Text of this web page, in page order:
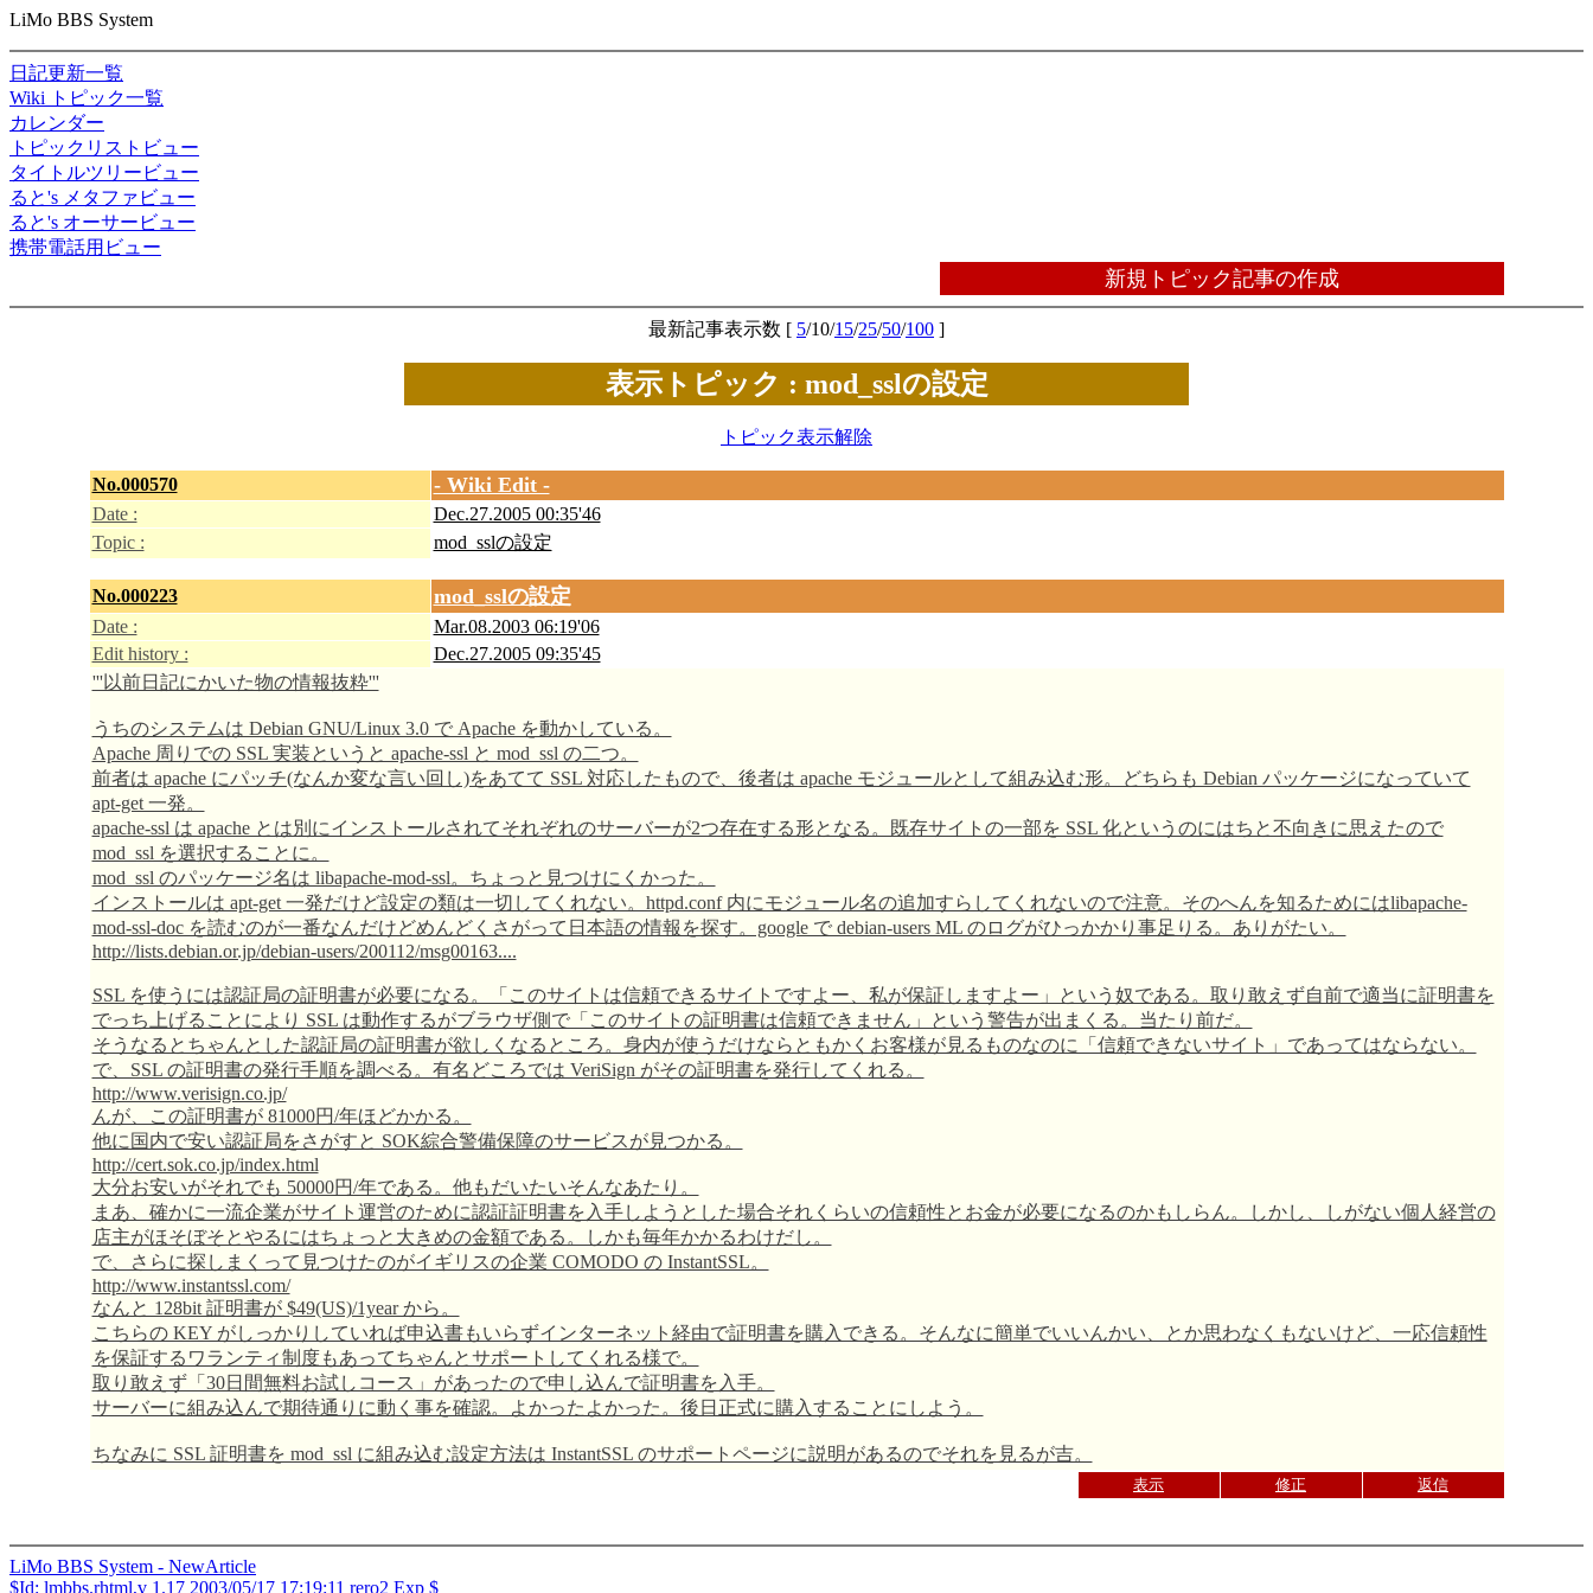
LiMo BBS System
日記更新一覧
Wiki トピック一覧
カレンダー
トピックリストビュー
タイトルツリービュー
ると's メタファビュー
ると's オーサービュー
携帯電話用ビュー
新規トピック記事の作成
最新記事表示数 [ 5/10/15/25/50/100 ]
表示トピック : mod_sslの設定
トピック表示解除
No.000570 - Wiki Edit -
Date :
Dec.27.2005 00:35'46
Topic :
mod_sslの設定
No.000223 mod_sslの設定
Date :
Mar.08.2003 06:19'06
Edit history :
Dec.27.2005 09:35'45
'''以前日記にかいた物の情報抜粋'''
うちのシステムは Debian GNU/Linux 3.0 で Apache を動かしている。
Apache 周りでの SSL 実装というと apache-ssl と mod_ssl の二つ。
前者は apache にパッチ(なんか変な言い回し)をあてて SSL 対応したもので、後者は apache モジュールとして組み込む形。どちらも Debian パッケージになっていて
apt-get 一発。
apache-ssl は apache とは別にインストールされてそれぞれのサーバーが2つ存在する形となる。既存サイトの一部を SSL 化というのにはちと不向きに思えたので
mod_ssl を選択することに。
mod_ssl のパッケージ名は libapache-mod-ssl。ちょっと見つけにくかった。
インストールは apt-get 一発だけど設定の類は一切してくれない。httpd.conf 内にモジュール名の追加すらしてくれないので注意。そのへんを知るためにはlibapache-
mod-ssl-doc を読むのが一番なんだけどめんどくさがって日本語の情報を探す。google で debian-users ML のログがひっかかり事足りる。ありがたい。
http://lists.debian.or.jp/debian-users/200112/msg00163....
SSL を使うには認証局の証明書が必要になる。「このサイトは信頼できるサイトですよー、私が保証しますよー」という奴である。取り敢えず自前で適当に証明書を
でっち上げることにより SSL は動作するがブラウザ側で「このサイトの証明書は信頼できません」という警告が出まくる。当たり前だ。
そうなるとちゃんとした認証局の証明書が欲しくなるところ。身内が使うだけならともかくお客様が見るものなのに「信頼できないサイト」であってはならない。
で、SSL の証明書の発行手順を調べる。有名どころでは VeriSign がその証明書を発行してくれる。
http://www.verisign.co.jp/
んが、この証明書が 81000円/年ほどかかる。
他に国内で安い認証局をさがすと SOK綜合警備保障のサービスが見つかる。
http://cert.sok.co.jp/index.html
大分お安いがそれでも 50000円/年である。他もだいたいそんなあたり。
まあ、確かに一流企業がサイト運営のために認証証明書を入手しようとした場合それくらいの信頼性とお金が必要になるのかもしらん。しかし、しがない個人経営の
店主がほそぼそとやるにはちょっと大きめの金額である。しかも毎年かかるわけだし。
で、さらに探しまくって見つけたのがイギリスの企業 COMODO の InstantSSL。
http://www.instantssl.com/
なんと 128bit 証明書が $49(US)/1year から。
こちらの KEY がしっかりしていれば申込書もいらずインターネット経由で証明書を購入できる。そんなに簡単でいいんかい、とか思わなくもないけど、一応信頼性
を保証するワランティ制度もあってちゃんとサポートしてくれる様で。
取り敢えず「30日間無料お試しコース」があったので申し込んで証明書を入手。
サーバーに組み込んで期待通りに動く事を確認。よかったよかった。後日正式に購入することにしよう。
ちなみに SSL 証明書を mod_ssl に組み込む設定方法は InstantSSL のサポートページに説明があるのでそれを見るが吉。
表示 修正 返信
LiMo BBS System - NewArticle
$Id: lmbbs.rhtml,v 1.17 2003/05/17 17:19:11 rero2 Exp $